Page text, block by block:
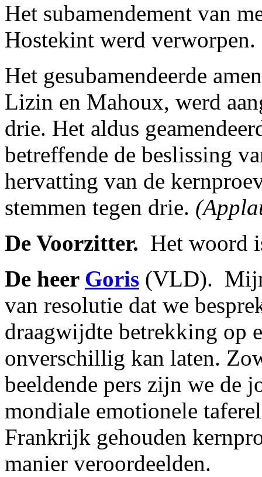
Het subamendement van
Hostekint werd verworpen.
Het gesubamendeerde
Lizin en Mahoux, werd
drie. Het aldus
betreffende de beslissing
hervatting van de
stemmen tegen drie.
De Voorzitter.
Het woord
De heer Goris (VLD).
van resolutie dat we
draagwijdte betrekking op
onverschillig kan laten.
beeldende pers zijn we de
mondiale emotionele
Frankrijk gehouden
manier veroordeelden.